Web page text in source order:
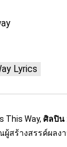
Lyrics
This Way, ศิลปิน
ผู้สร้างสรรค์ผลง